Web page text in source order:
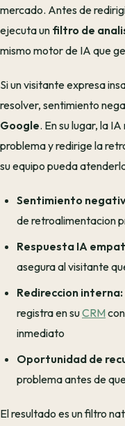
mercado. Antes de
ejecuta un filtro de
mismo motor de IA que
Si un visitante expresa
resolver, sentimiento
Google. En su lugar, la
problema y redirige la
su equipo pueda
Sentimiento
de retroalimentacion
Respuesta IA
asegura al visitante
Redireccion interna:
registra en suCRM
inmediato
Oportunidad de
problema antes de
El resultado es un filtro